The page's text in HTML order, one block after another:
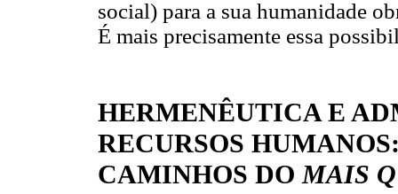
social) para a sua humanidade
É mais precisamente essa
HERMENÊUTICA E
RECURSOS
CAMINHOS DOMAIS